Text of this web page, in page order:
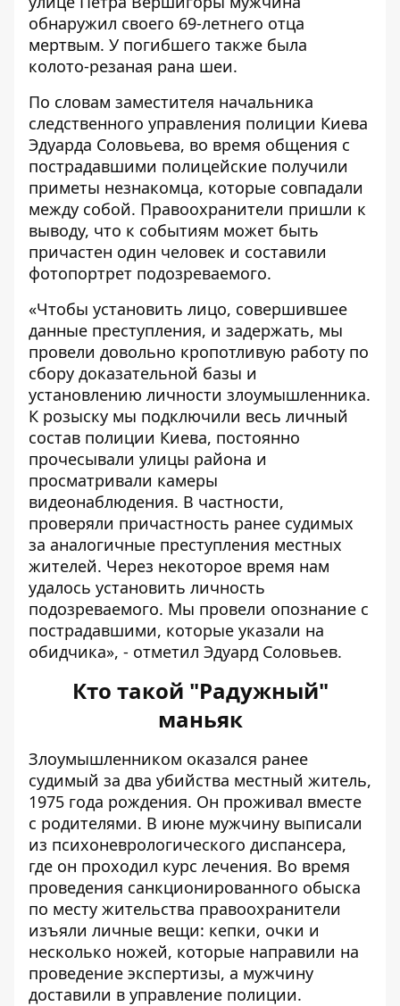
обнаружил своего 69-летнего отца
мертвым. У погибшего также была
колото-резаная рана шеи.
По словам заместителя начальника
следственного управления полиции Киева
Эдуарда Соловьева, во время общения с
пострадавшими полицейские получили
приметы незнакомца, которые совпадали
между собой. Правоохранители пришли к
выводу, что к событиям может быть
причастен один человек и составили
фотопортрет подозреваемого.
«Чтобы установить лицо, совершившее
данные преступления, и задержать, мы
провели довольно кропотливую работу по
сбору доказательной базы и
установлению личности злоумышленника.
К розыску мы подключили весь личный
состав полиции Киева, постоянно
прочесывали улицы района и
просматривали камеры
видеонаблюдения. В частности,
проверяли причастность ранее судимых
за аналогичные преступления местных
жителей. Через некоторое время нам
удалось установить личность
подозреваемого. Мы провели опознание с
пострадавшими, которые указали на
обидчика», - отметил Эдуард Соловьев.
Кто такой "Радужный"
маньяк
Злоумышленником оказался ранее
судимый за два убийства местный житель,
1975 года рождения. Он проживал вместе
с родителями. В июне мужчину выписали
из психоневрологического диспансера,
где он проходил курс лечения. Во время
проведения санкционированного обыска
по месту жительства правоохранители
изъяли личные вещи: кепки, очки и
несколько ножей, которые направили на
проведение экспертизы, а мужчину
доставили в управление полиции.